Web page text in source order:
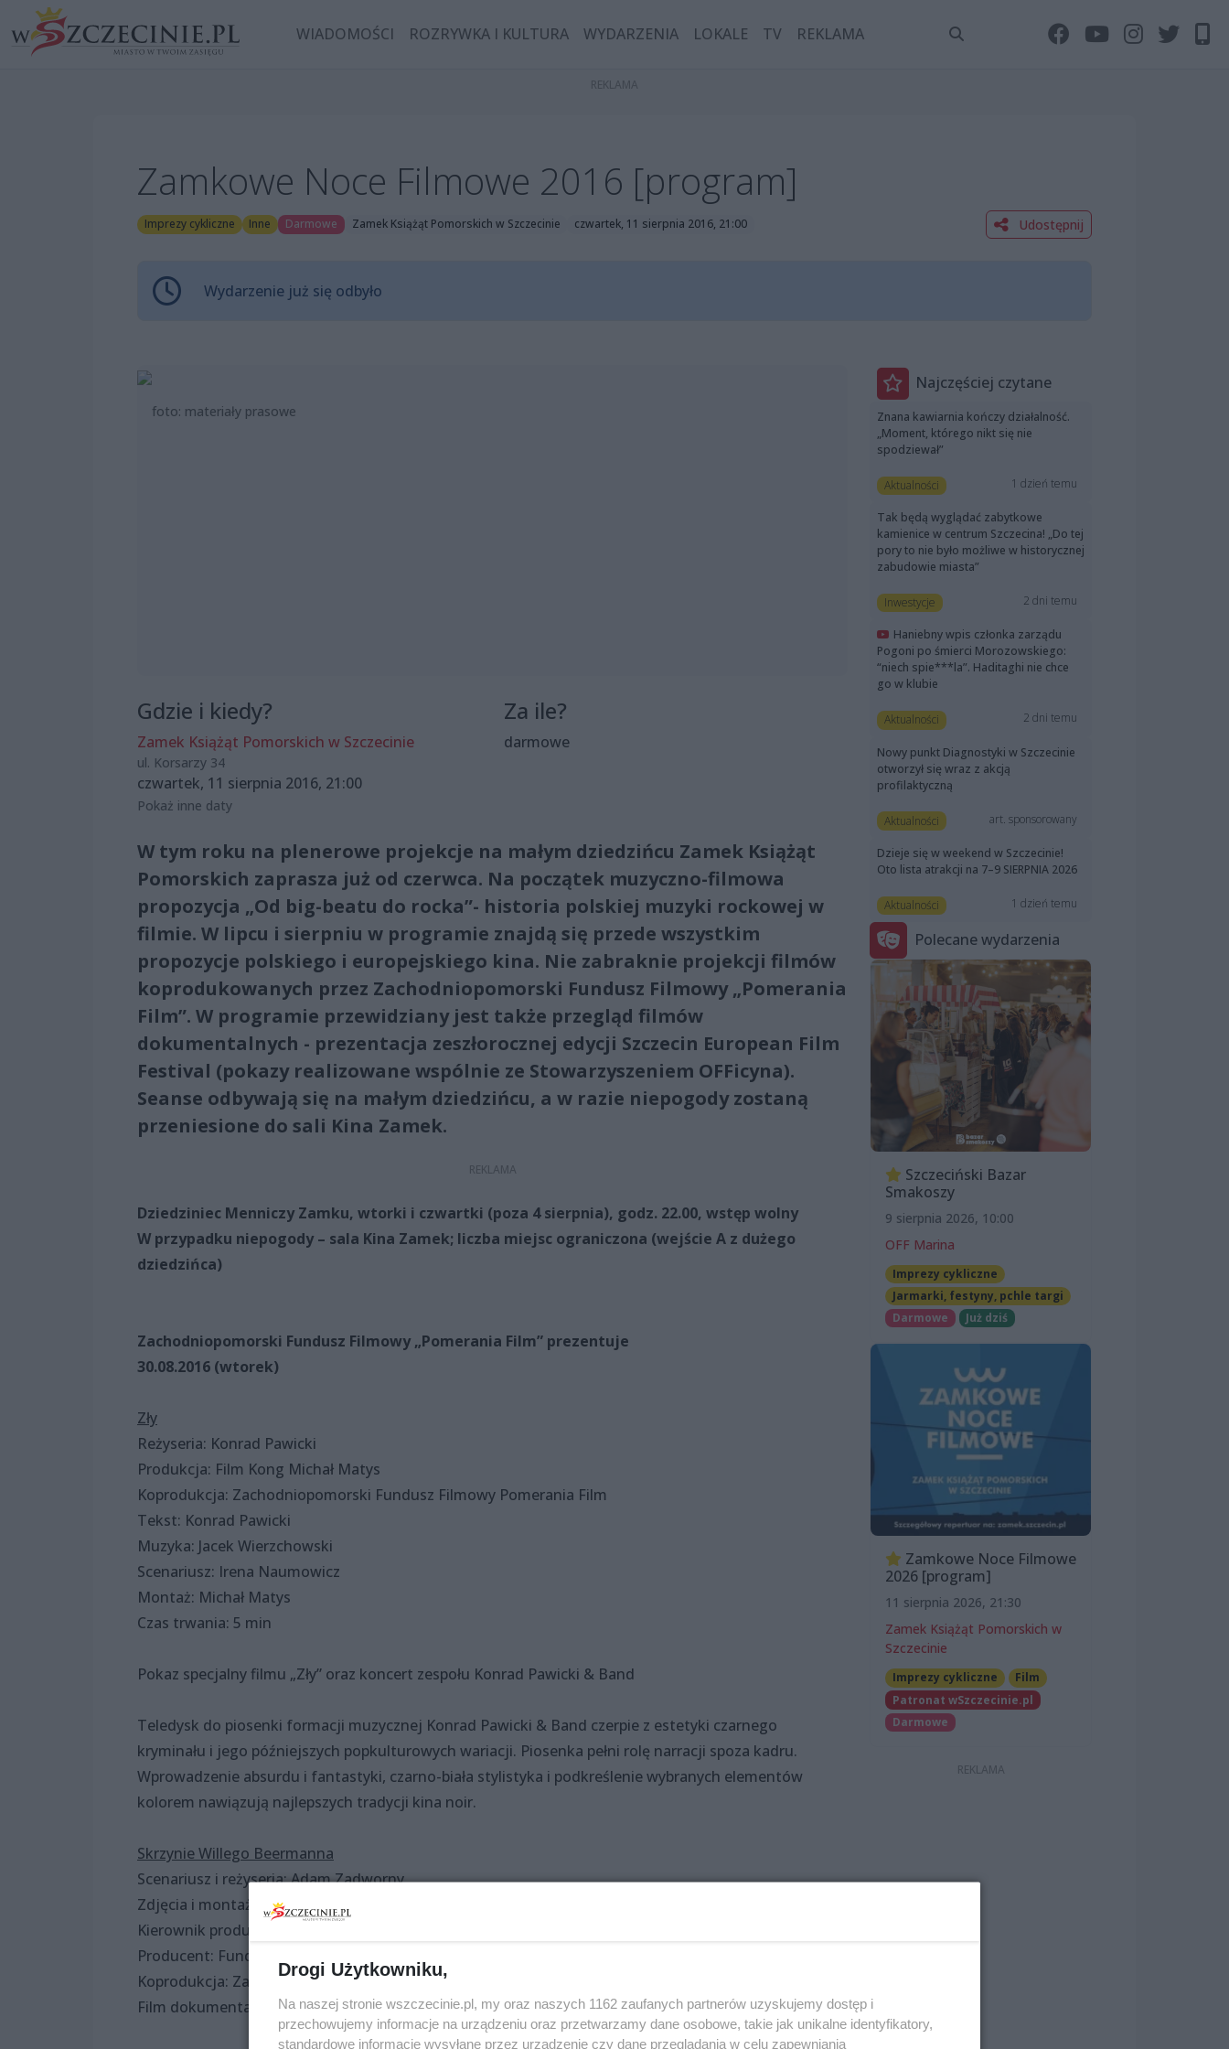
WIADOMOŚCI ROZRYWKA I KULTURA WYDARZENIA LOKALE TV REKLAMA
Zamkowe Noce Filmowe 2016 [program]
Imprezy cykliczne Inne Darmowe Zamek Książąt Pomorskich w Szczecinie czwartek, 11 sierpnia 2016, 21:00 Udostępnij
Wydarzenie już się odbyło
foto: materiały prasowe
Gdzie i kiedy?
Zamek Książąt Pomorskich w Szczecinie
ul. Korsarzy 34
czwartek, 11 sierpnia 2016, 21:00
Za ile?
darmowe
Pokaż inne daty
W tym roku na plenerowe projekcje na małym dziedzińcu Zamek Książąt
Pomorskich zaprasza już od czerwca. Na początek muzyczno-filmowa
propozycja „Od big-beatu do rocka”- historia polskiej muzyki rockowej w
filmie. W lipcu i sierpniu w programie znajdą się przede wszystkim
propozycje polskiego i europejskiego kina. Nie zabraknie projekcji filmów
koprodukowanych przez Zachodniopomorski Fundusz Filmowy „Pomerania
Film”. W programie przewidziany jest także przegląd filmów
dokumentalnych - prezentacja zeszłorocznej edycji Szczecin European Film
Festival (pokazy realizowane wspólnie ze Stowarzyszeniem OFFicyna).
Seanse odbywają się na małym dziedzińcu, a w razie niepogody zostaną
przeniesione do sali Kina Zamek.
Dziedziniec Menniczy Zamku, wtorki i czwartki (poza 4 sierpnia), godz. 22.00, wstęp wolny
W przypadku niepogody – sala Kina Zamek; liczba miejsc ograniczona (wejście A z dużego
dziedzińca)
Zachodniopomorski Fundusz Filmowy „Pomerania Film” prezentuje
30.08.2016 (wtorek)
Zły
Reżyseria: Konrad Pawicki
Produkcja: Film Kong Michał Matys
Koprodukcja: Zachodniopomorski Fundusz Filmowy Pomerania Film
Tekst: Konrad Pawicki
Muzyka: Jacek Wierzchowski
Scenariusz: Irena Naumowicz
Montaż: Michał Matys
Czas trwania: 5 min
Pokaz specjalny filmu „Zły” oraz koncert zespołu Konrad Pawicki & Band
Teledysk do piosenki formacji muzycznej Konrad Pawicki & Band czerpie z estetyki czarnego
kryminału i jego późniejszych popkulturowych wariacji. Piosenka pełni rolę narracji spoza kadru.
Wprowadzenie absurdu i fantastyki, czarno-biała stylistyka i podkreślenie wybranych elementów
kolorem nawiązują najlepszych tradycji kina noir.
Skrzynie Willego Beermanna
Scenariusz i reżyseria: Adam Zadworny
Zdjęcia i montaż: Mieczysław Szewłoga
Kierownik produkcji: Paweł Ostrowski
Producent: Fundacja SZCZECIŃSKA
Koprodukcja: Zachodniopomorski Fundusz Filmowy Pomerania Film
Film dokumentalny, czas trwania: 31,19 min.
Najczęściej czytane
Znana kawiarnia kończy działalność.
„Moment, którego nikt się nie
spodziewał”
Aktualności 1 dzień temu
Tak będą wyglądać zabytkowe
kamienice w centrum Szczecina! „Do tej
pory to nie było możliwe w historycznej
zabudowie miasta”
Inwestycje 2 dni temu
Haniebny wpis członka zarządu
Pogoni po śmierci Morozowskiego:
“niech spie***la”. Haditaghi nie chce
go w klubie
Aktualności 2 dni temu
Nowy punkt Diagnostyki w Szczecinie
otworzył się wraz z akcją
profilaktyczną
Aktualności art. sponsorowany
Dzieje się w weekend w Szczecinie!
Oto lista atrakcji na 7–9 SIERPNIA 2026
Aktualności 1 dzień temu
Polecane wydarzenia
Szczeciński Bazar
Smakoszy
9 sierpnia 2026, 10:00
OFF Marina
Imprezy cykliczne
Jarmarki, festyny, pchle targi
Darmowe
Już dziś
Zamkowe Noce Filmowe
2026 [program]
11 sierpnia 2026, 21:30
Zamek Książąt Pomorskich w
Szczecinie
Imprezy cykliczne
Film
Patronat wSzczecinie.pl
Darmowe
Drogi Użytkowniku,
Na naszej stronie wszczecinie.pl, my oraz naszych 1162 zaufanych partnerów uzyskujemy dostęp i
przechowujemy informacje na urządzeniu oraz przetwarzamy dane osobowe, takie jak unikalne identyfikatory,
standardowe informacje wysyłane przez urządzenie czy dane przeglądania w celu zapewniania